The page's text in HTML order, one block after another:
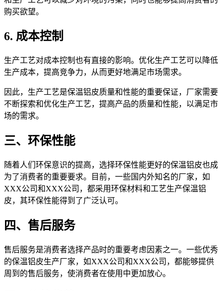
购买欲望。
6. 成本控制
生产工艺对成本控制也有直接的影响。优化生产工艺可以降低
生产成本，提高竞争力，从而更好地满足市场需求。
因此，生产工艺是保温铝皮质量和性能的重要保证，厂家需要
不断探索和优化生产工艺，提高产品的质量和性能，以满足市
场的需求。
三、环保性能
随着人们环保意识的提高，选择环保性能更好的保温铝皮也成
为了消费者的重要要求。目前，一些国内外知名的厂家，如
XXX公司和XXX公司，都采用环保材料和工艺生产保温铝
皮，其环保性能得到了广泛认可。
四、售后服务
售后服务是消费者选择产品时的重要考虑因素之一。一些优秀
的保温铝皮生产厂家，如XXX公司和XXX公司，都能够提供
周到的售后服务，使消费者在使用中更加放心。